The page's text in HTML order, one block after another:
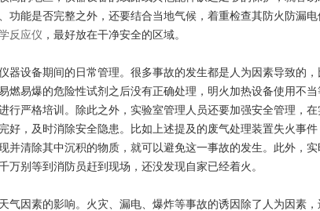
功能是否完整之外，还要结合当地气候，着重检查其防火防漏
反应仪 ，最好放在干净安全的区域。
设备期间的日常管理。很多事故的发生都是人为因素导致的，
燃易爆的危险性试剂之后没有正确处理，明火加热设备使用不
行严格培训。除此之外，实验室管理人员还要加强安全管理，
好，及时消除安全隐患。比如上述提及的废气处理装置失火事
并清除其中沉积的物质，就可以避免这一事故的发生。此外，
万别等到消防员赶到现场，还没发现自家已经着火。
因素的影响。火灾、漏电、爆炸等事故的诱因除了人为因素，